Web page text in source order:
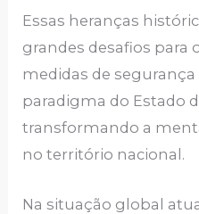
Essas heranças
grandes desafios para
medidas de
paradigma do Estado
transformando a
no território nacional.
Na situação global